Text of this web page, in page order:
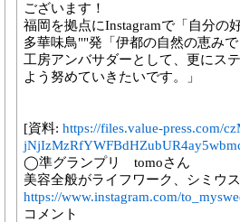
ございます！
福岡を拠点にInstagramで「自分の
多華味鳥""発「伊都の自然の恵み
工房アンバサダーとして、更にス
よう努めていきたいです。」
[資料: https://files.value-press.com/
◯準グランプリ tomoさん
美容全般がライフワーク、シミウ
https://www.instagram.com/
コメント